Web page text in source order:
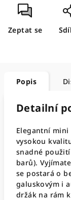
Zeptat se
Popis
Detailní
Elegantní mini
vysokou
snadné
barů).
se postará o
galuskovým i
držák na rám